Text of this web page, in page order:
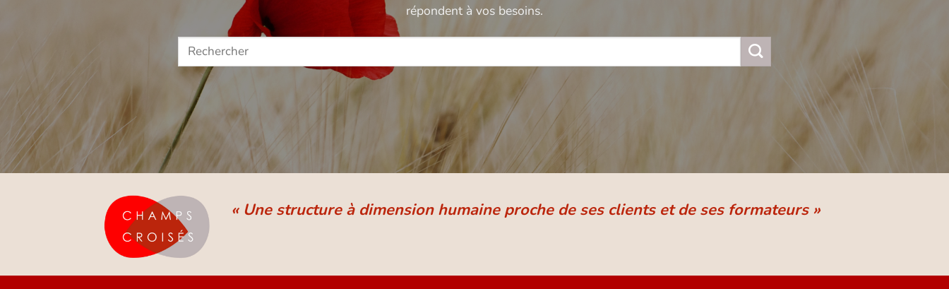
répondent à vos besoins.
« Une structure à dimension humaine proche de ses clients et de ses formateurs »